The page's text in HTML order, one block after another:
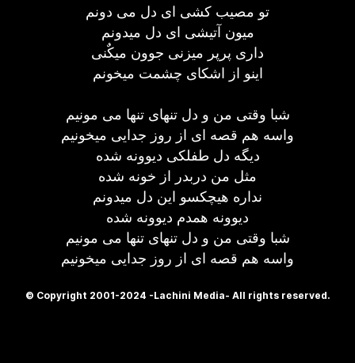
تو مصیب کشی ای دل می دونم
میون آتیشی ای دل میدونم
داری پرپر میزنی جوون میکٌنی
اینو از اشکای چشمت میخونم
شبا وقتی من و دل تنهای تنها می مونیم
واسه هم قصه ای از روز جدایی میخونیم
دیگه دل طفلکی دیوونه شده
مثل من دربدر از خونه شده
نداره هیچکسو این دل میدونم
دیوونه همدم دیوونه شده
شبا وقتی من و دل تنهای تنها می مونیم
واسه هم قصه ای از روز جدایی میخونیم
© Copyright 2001-2024 -Lachini Media- All rights reserved.